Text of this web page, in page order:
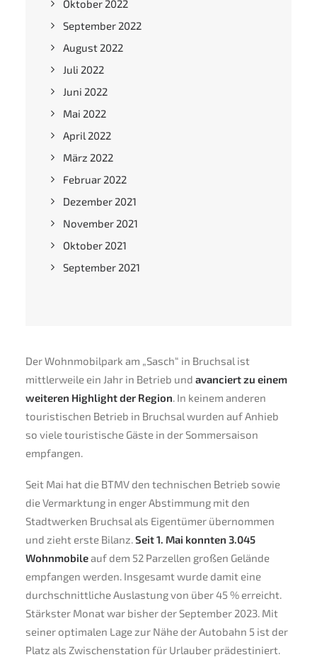
Oktober 2022
September 2022
August 2022
Juli 2022
Juni 2022
Mai 2022
April 2022
März 2022
Februar 2022
Dezember 2021
November 2021
Oktober 2021
September 2021
Der Wohnmobilpark am „Sasch“ in Bruchsal ist
mittlerweile ein Jahr in Betrieb und avanciert zu einem
weiteren Highlight der Region. In keinem anderen
touristischen Betrieb in Bruchsal wurden auf Anhieb
so viele touristische Gäste in der Sommersaison
empfangen.
Seit Mai hat die BTMV den technischen Betrieb sowie
die Vermarktung in enger Abstimmung mit den
Stadtwerken Bruchsal als Eigentümer übernommen
und zieht erste Bilanz.Seit 1. Mai konnten 3.045
Wohnmobileauf dem 52 Parzellen großen Gelände
empfangen werden. Insgesamt wurde damit eine
durchschnittliche Auslastung von über 45 % erreicht.
Stärkster Monat war bisher der September 2023. Mit
seiner optimalen Lage zur Nähe der Autobahn 5 ist der
Platz als Zwischenstation für Urlauber prädestiniert.